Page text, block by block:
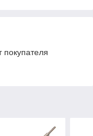
покупателя